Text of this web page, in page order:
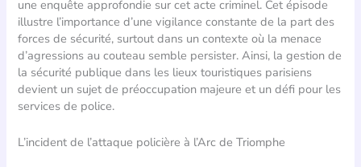
une enquête approfondie sur cet acte criminel. Cet épisode
illustre l’importance d’une vigilance constante de la part des
forces de sécurité, surtout dans un contexte où la menace
d’agressions au couteau semble persister. Ainsi, la gestion de
la sécurité publique dans les lieux touristiques parisiens
devient un sujet de préoccupation majeure et un défi pour les
services de police.
L’incident de l’attaque policière à l’Arc de Triomphe